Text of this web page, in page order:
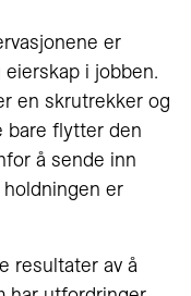
er
i jobben.
en skrutrekker og
bare flytter den
å sende inn
holdningen er
resultater av å